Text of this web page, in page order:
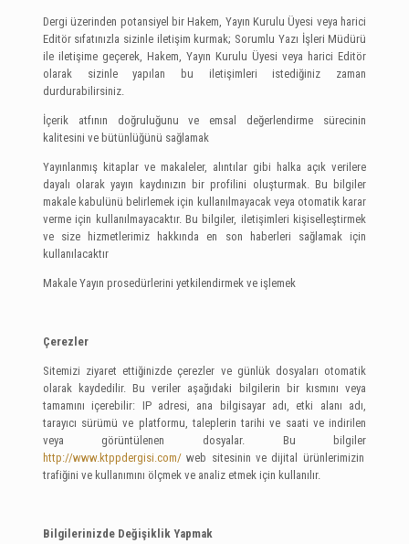
Dergi üzerinden potansiyel bir Hakem, Yayın Kurulu Üyesi veya harici
Editör sıfatınızla sizinle iletişim kurmak; Sorumlu Yazı İşleri Müdürü
ile iletişime geçerek, Hakem, Yayın Kurulu Üyesi veya harici Editör
olarak sizinle yapılan bu iletişimleri istediğiniz zaman
durdurabilirsiniz.
İçerik atfının doğruluğunu ve emsal değerlendirme sürecinin
kalitesini ve bütünlüğünü sağlamak
Yayınlanmış kitaplar ve makaleler, alıntılar gibi halka açık verilere
dayalı olarak yayın kaydınızın bir profilini oluşturmak. Bu bilgiler
makale kabulünü belirlemek için kullanılmayacak veya otomatik karar
verme için kullanılmayacaktır. Bu bilgiler, iletişimleri kişiselleştirmek
ve size hizmetlerimiz hakkında en son haberleri sağlamak için
kullanılacaktır
Makale Yayın prosedürlerini yetkilendirmek ve işlemek
Çerezler
Sitemizi ziyaret ettiğinizde çerezler ve günlük dosyaları otomatik
olarak kaydedilir. Bu veriler aşağıdaki bilgilerin bir kısmını veya
tamamını içerebilir: IP adresi, ana bilgisayar adı, etki alanı adı,
tarayıcı sürümü ve platformu, taleplerin tarihi ve saati ve indirilen
veya görüntülenen dosyalar. Bu bilgiler
http://www.ktppdergisi.com/web sitesinin ve dijital ürünlerimizin
trafiğini ve kullanımını ölçmek ve analiz etmek için kullanılır.
Bilgilerinizde Değişiklik Yapmak